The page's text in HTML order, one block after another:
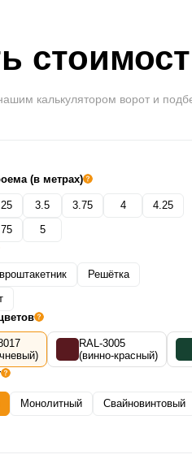
калькулятором ворот и
(в метрах)
3.5 3.75 4
4.25
5
Решётка
RAL-3005
(винно-красный)
Монолитный Свайновинтовый